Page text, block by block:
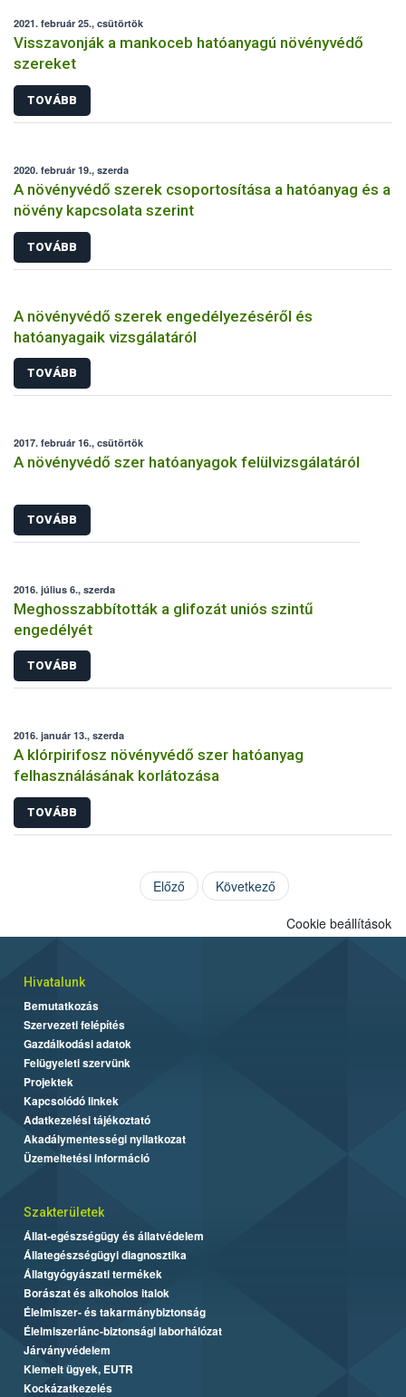
2021. február 25., csütörtök
Visszavonják a mankoceb hatóanyagú növényvédő
szereket
TOVÁBB
2020. február 19., szerda
A növényvédő szerek csoportosítása a hatóanyag és a
növény kapcsolata szerint
TOVÁBB
A növényvédő szerek engedélyezéséről és
hatóanyagaik vizsgálatáról
TOVÁBB
2017. február 16., csütörtök
A növényvédő szer hatóanyagok felülvizsgálatáról
TOVÁBB
2016. július 6., szerda
Meghosszabbították a glifozát uniós szintű
engedélyét
TOVÁBB
2016. január 13., szerda
A klórpirifosz növényvédő szer hatóanyag
felhasználásának korlátozása
TOVÁBB
Előző Következő
Cookie beállítások
Hivatalunk
Bemutatkozás
Szervezeti felépítés
Gazdálkodási adatok
Felügyeleti szervünk
Projektek
Kapcsolódó linkek
Adatkezelési tájékoztató
Akadálymentességi nyilatkozat
Üzemeltetési információ
Szakterületek
Állat-egészségügy és állatvédelem
Állategészségügyi diagnosztika
Állatgyógyászati termékek
Borászat és alkoholos italok
Élelmiszer- és takarmánybiztonság
Élelmiszerlánc-biztonsági laborhálózat
Járványvédelem
Kiemelt ügyek, EUTR
Kockázatkezelés